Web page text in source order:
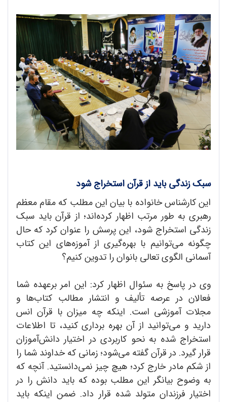
سبک زندگی باید از قرآن استخراج شود
این کارشناس خانواده با بیان این مطلب که مقام معظم
رهبری به طور مرتب اظهار کرده‌اند؛ از قرآن باید سبک
زندگی استخراج شود، این پرسش را عنوان کرد که حال
چگونه می‌توانیم با بهره‌گیری از آموزه‌های این کتاب
آسمانی الگوی تعالی بانوان را تدوین کنیم؟
وی در پاسخ به سئوال اظهار کرد: این امر برعهده شما
فعالان در عرصه تألیف و انتشار مطالب کتا‌ب‌ها و
مجلات آموزشی است. اینکه چه میزان با قرآن انس
دارید و می‌توانید از آن بهره برداری کنید، تا اطلاعات
استخراج شده به نحو کاربردی در اختیار دانش‌آموزان
قرار گیرد. در قرآن گفته می‌شود؛ زمانی که خداوند شما را
از شکم مادر خارج کرد؛ هیچ چیز نمی‌دانستید. آنچه که
به وضوح بیانگر این مطلب بوده که باید دانش را در
اختیار فرزندان متولد شده قرار داد. ضمن اینکه باید